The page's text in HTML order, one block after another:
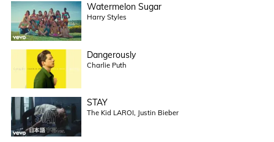
Watermelon Sugar
Harry Styles
Dangerously
Charlie Puth
STAY
The Kid LAROI, Justin Bieber